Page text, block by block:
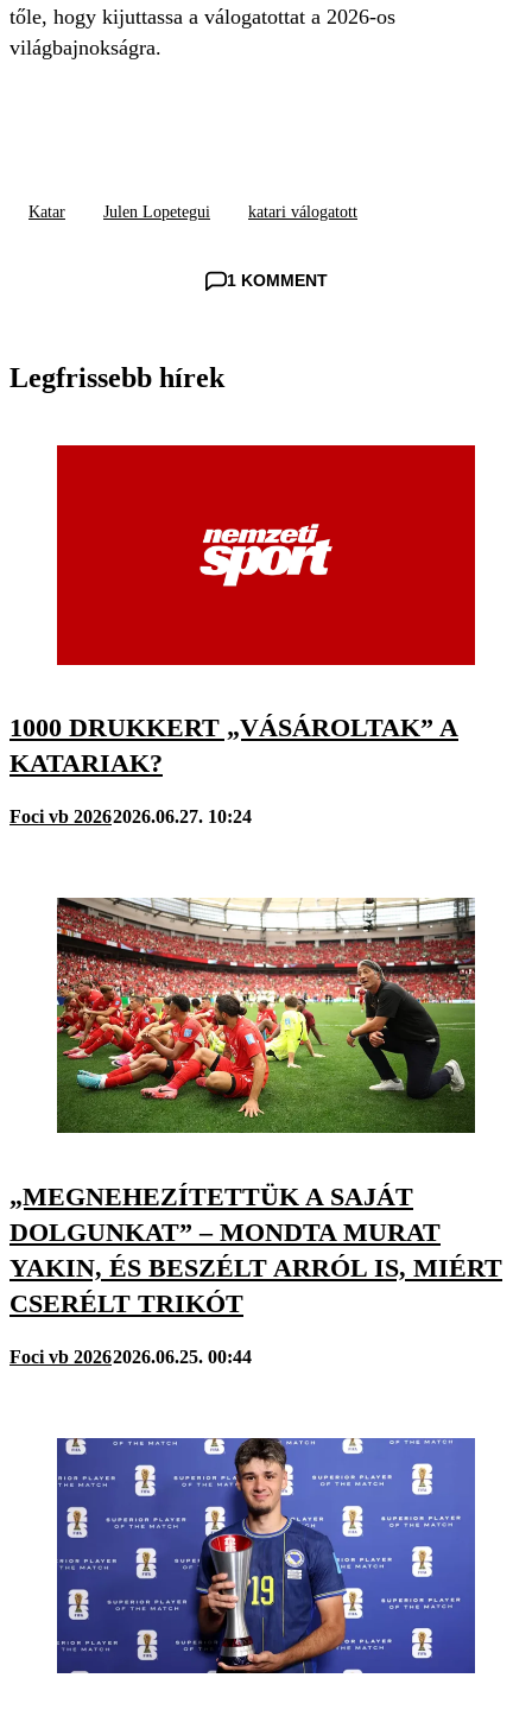
tőle, hogy kijuttassa a válogatottat a 2026-os
világbajnokságra.
Katar Julen Lopetegui katari válogatott
1 KOMMENT
Legfrissebb hírek
1000 DRUKKERT „VÁSÁROLTAK” A
KATARIAK?
Foci vb 20262026.06.27. 10:24
„MEGNEHEZÍTETTÜK A SAJÁT
DOLGUNKAT” – MONDTA MURAT
YAKIN, ÉS BESZÉLT ARRÓL IS, MIÉRT
CSERÉLT TRIKÓT
Foci vb 20262026.06.25. 00:44